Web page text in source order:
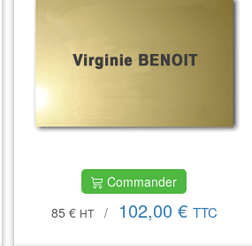
Commander
85 € HT / 102,00 € TTC